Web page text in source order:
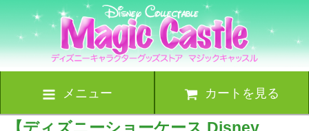
メニュー カートを見る
【ディズニーショーケース Disney